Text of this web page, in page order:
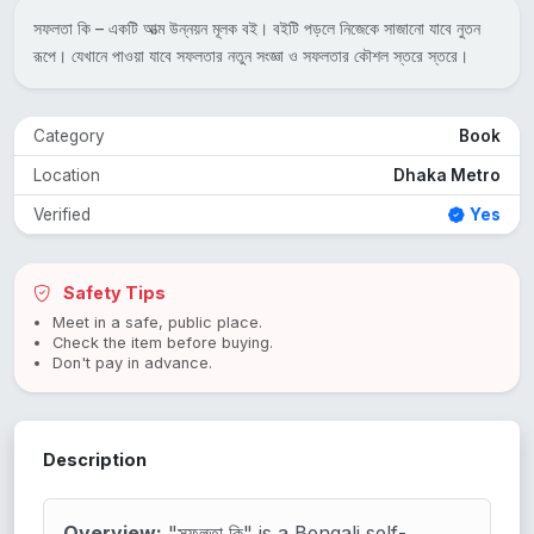
সফলতা কি – একটি আত্ম উন্নয়ন মূলক বই। বইটি পড়লে নিজেকে সাজানো যাবে নুতন
রূপে। যেখানে পাওয়া যাবে সফলতার নতুন সংজ্ঞা ও সফলতার কৌশল স্তরে স্তরে।
Category Book
Location Dhaka Metro
Verified Yes
Safety Tips
Meet in a safe, public place.
Check the item before buying.
Don't pay in advance.
Description